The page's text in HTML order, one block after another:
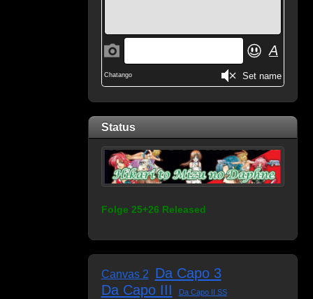
Status
Folge 25+26 Released
Canvas 2
Da Capo 3
Da Capo III
Da Capo II SS